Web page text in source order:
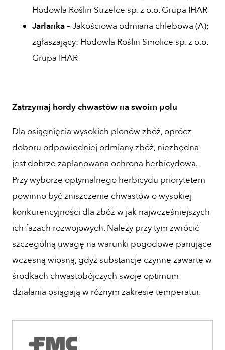
Hodowla Roślin Strzelce sp. z o.o. Grupa IHAR
Jarlanka– Jakościowa odmiana chlebowa (A);
zgłaszający: Hodowla Roślin Smolice sp. z o.o.
Grupa IHAR
Zatrzymaj hordy chwastów na swoim polu
Dla osiągnięcia wysokich plonów zbóż, oprócz
doboru odpowiedniej odmiany zbóż, niezbędna
jest dobrze zaplanowana ochrona herbicydowa.
Przy wyborze optymalnego herbicydu priorytetem
powinno być zniszczenie chwastów o wysokiej
konkurencyjności dla zbóż w jak najwcześniejszych
ich fazach rozwojowych. Należy przy tym zwrócić
szczególną uwagę na warunki pogodowe panujące
wczesną wiosną, gdyż substancje czynne zawarte w
środkach chwastobójczych swoje optimum
działania osiągają w różnym zakresie temperatur.